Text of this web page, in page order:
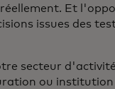
Et
issues des
secteur
ou